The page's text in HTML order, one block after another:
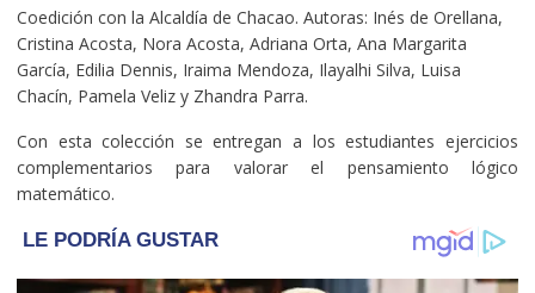
Coedición con la Alcaldía de Chacao. Autoras: Inés de Orellana,
Cristina Acosta, Nora Acosta, Adriana Orta, Ana Margarita
García, Edilia Dennis, Iraima Mendoza, Ilayalhi Silva, Luisa
Chacín, Pamela Veliz y Zhandra Parra.
Con esta colección se entregan a los estudiantes ejercicios
complementarios para valorar el pensamiento lógico
matemático.